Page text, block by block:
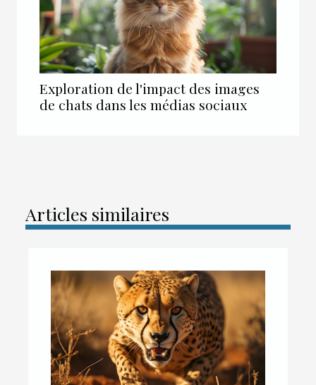
Exploration de l'impact des images
de chats dans les médias sociaux
Articles similaires